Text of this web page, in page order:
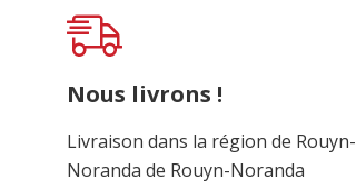
personnalisé
Nous livrons !
Livraison dans la région de Rouyn-
Noranda de Rouyn-Noranda